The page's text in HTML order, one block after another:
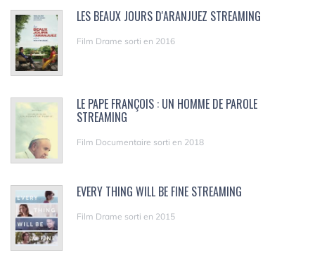
LES BEAUX JOURS D'ARANJUEZ STREAMING
Film Drame sorti en 2016
LE PAPE FRANÇOIS : UN HOMME DE PAROLE
STREAMING
Film Documentaire sorti en 2018
EVERY THING WILL BE FINE STREAMING
Film Drame sorti en 2015